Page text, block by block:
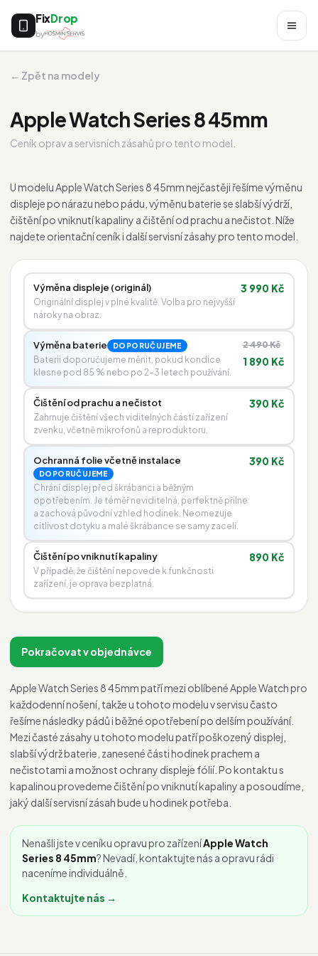
FixDrop
by
← Zpět na modely
Apple Watch Series 8 45mm
Ceník oprav a servisních zásahů pro tento model.
U modelu Apple Watch Series 8 45mm nejčastěji řešíme výměnu
displeje po nárazu nebo pádu, výměnu baterie se slabší výdrží,
čištění po vniknutí kapaliny a čištění od prachu a nečistot. Níže
najdete orientační ceník i další servisní zásahy pro tento model.
Výměna displeje (originál)
Originální displej v plné kvalitě. Volba pro nejvyšší
nároky na obraz.
3 990 Kč
Výměna baterie DOPORUČUJEME
Baterii doporučujeme měnit, pokud kondice
klesne pod 85 % nebo po 2–3 letech používání.
2 490 Kč
1 890 Kč
Čištění od prachu a nečistot
Zahrnuje čištění všech viditelných částí zařízení
zvenku, včetně mikrofonů a reproduktoru.
390 Kč
Ochranná folie včetně instalace
DOPORUČUJEME
Chrání displej před škrábanci a běžným
opotřebením. Je téměř neviditelná, perfektně přilne
a zachová původní vzhled hodinek. Neomezuje
citlivost dotyku a malé škrábance se samy zacelí.
390 Kč
Čištění po vniknutí kapaliny
V případě, že čištění nepovede k funkčnosti
zařízení, je oprava bezplatná.
890 Kč
Pokračovat v objednávce
Apple Watch Series 8 45mm patří mezi oblíbené Apple Watch pro
každodenní nošení, takže u tohoto modelu v servisu často
řešíme následky pádů i běžné opotřebení po delším používání.
Mezi časté zásahy u tohoto modelu patří poškozený displej,
slabší výdrž baterie, zanesené části hodinek prachem a
nečistotami a možnost ochrany displeje fólií. Po kontaktu s
kapalinou provedeme čištění po vniknutí kapaliny a posoudíme,
jaký další servisní zásah bude u hodinek potřeba.
Nenašli jste v ceníku opravu pro zařízeníApple Watch
Series 8 45mm? Nevadí, kontaktujte nás a opravu rádi
naceníme individuálně.
Kontaktujte nás →